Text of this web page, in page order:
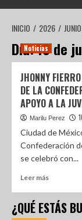
INICIO 2026 JUNIO
Día:10 de
Noticias
JHONNY
DE LA
APOYO A LA
Marilu Perez
Ciudad de
Confederación
se celebró con...
Leer más
¿QUÉ ESTÁS